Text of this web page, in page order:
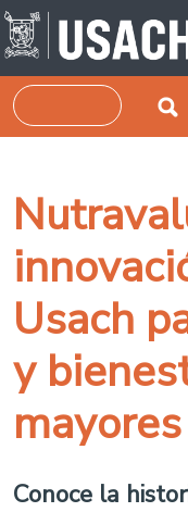
Pasar al contenido
Buscar
Usach
y
mayores
Conoce la